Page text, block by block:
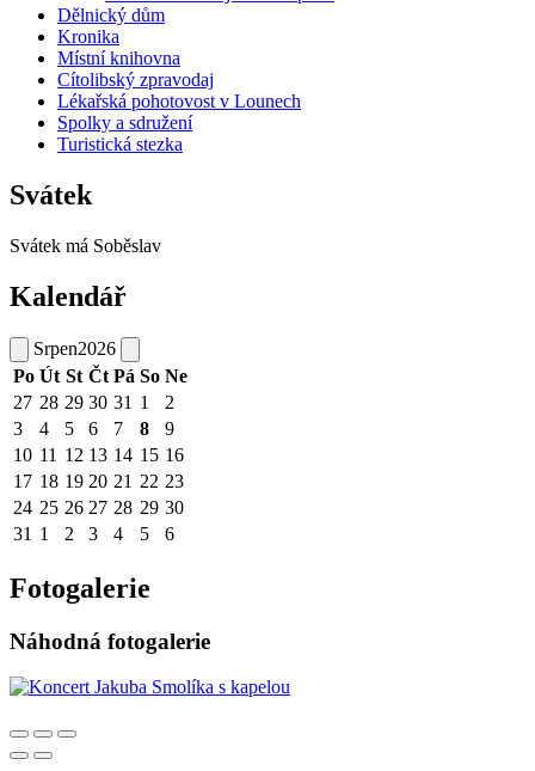
Dělnický dům
Kronika
Místní knihovna
Cítolibský zpravodaj
Lékařská pohotovost v Lounech
Spolky a sdružení
Turistická stezka
Svátek
Svátek má Soběslav
Kalendář
Srpen2026
Po Út St Čt Pá So Ne
27 28 29 30 31 1
2
3
4 5 6 7 8
9
10 11 12 13 14 15 16
17 18 19 20 21 22 23
24 25 26 27 28 29 30
31 1 2 3 4 5 6
Fotogalerie
Náhodná fotogalerie